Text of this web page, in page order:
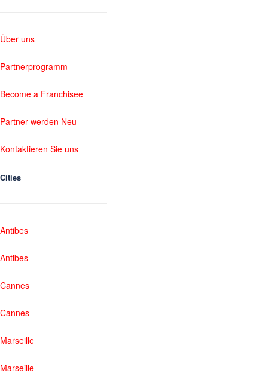
Über uns
Partnerprogramm
Become a Franchisee
Partner werden Neu
Kontaktieren Sie uns
Cities
Antibes
Antibes
Cannes
Cannes
Marseille
Marseille